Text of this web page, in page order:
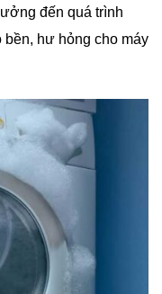
đến quá trình
bền, hư hỏng cho máy